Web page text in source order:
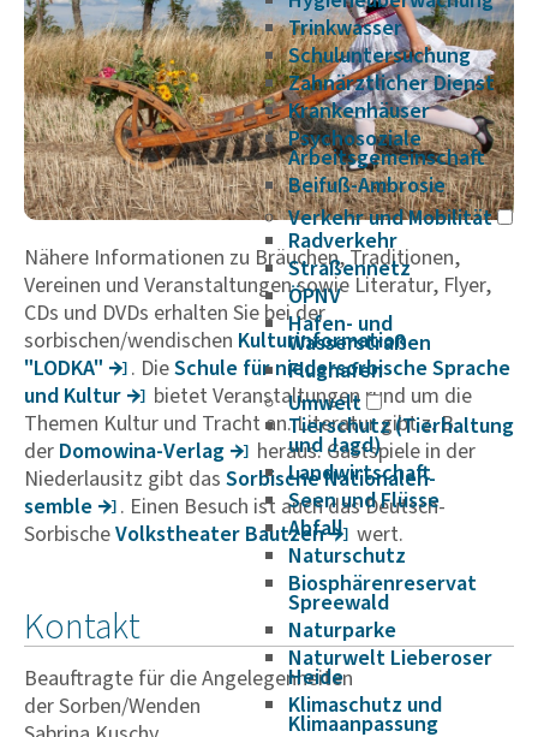
Trinkwasser
Schuluntersuchung
Zahnärztlicher Dienst
Krankenhäuser
Psychosoziale
Arbeitsgemeinschaft
Beifuß-Ambrosie
Verkehr und Mobilität
Radverkehr
Straßennetz
ÖPNV
Hafen- und
Wasserstraßen
Flughafen
Umwelt
Tierschutz (Tierhaltung
und Jagd)
Landwirtschaft
Seen und Flüsse
Abfall
Naturschutz
Biosphärenreservat
Spreewald
Naturparke
Naturwelt Lieberoser
Heide
Klimaschutz und
Klimaanpassung
Nähere Informationen zu Bräuchen, Traditionen,
Vereinen und Veranstaltungen sowie Literatur, Flyer,
CDs und DVDs erhalten Sie bei der
sorbischen/wendischen Kultu­r­in­for­ma­tion
"LODKA"
. DieSchule für nieder­sor­bi­sche Sprache
und Kultur
bietet Veranstaltungen rund um die
Themen Kultur und Tracht an. Literatur gibt z. B.
der Domo­wina-Verlag
heraus. Gastspiele in der
Niederlausitz gibt das Sorbi­sche Nati­o­na­len­
semble
. Einen Besuch ist auch das Deutsch-
SorbischeVolks­the­ater Bautzen wert.
Kontakt
Beauftragte für die Angelegenheiten
der Sorben/Wenden